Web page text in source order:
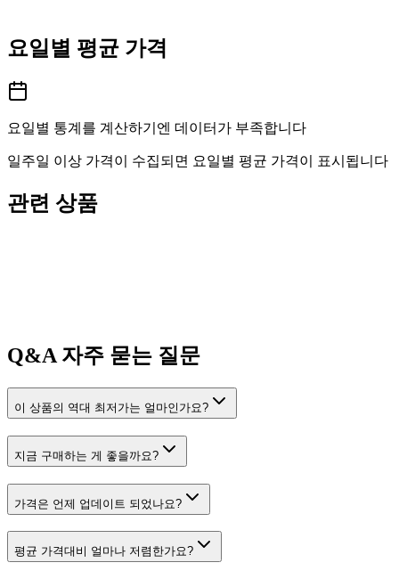
요일별 평균 가격
요일별 통계를 계산하기엔 데이터가 부족합니다
일주일 이상 가격이 수집되면 요일별 평균 가격이 표시됩니다
관련 상품
Q&A자주 묻는 질문
이 상품의 역대 최저가는 얼마인가요?
지금 구매하는 게 좋을까요?
가격은 언제 업데이트 되었나요?
평균 가격대비 얼마나 저렴한가요?